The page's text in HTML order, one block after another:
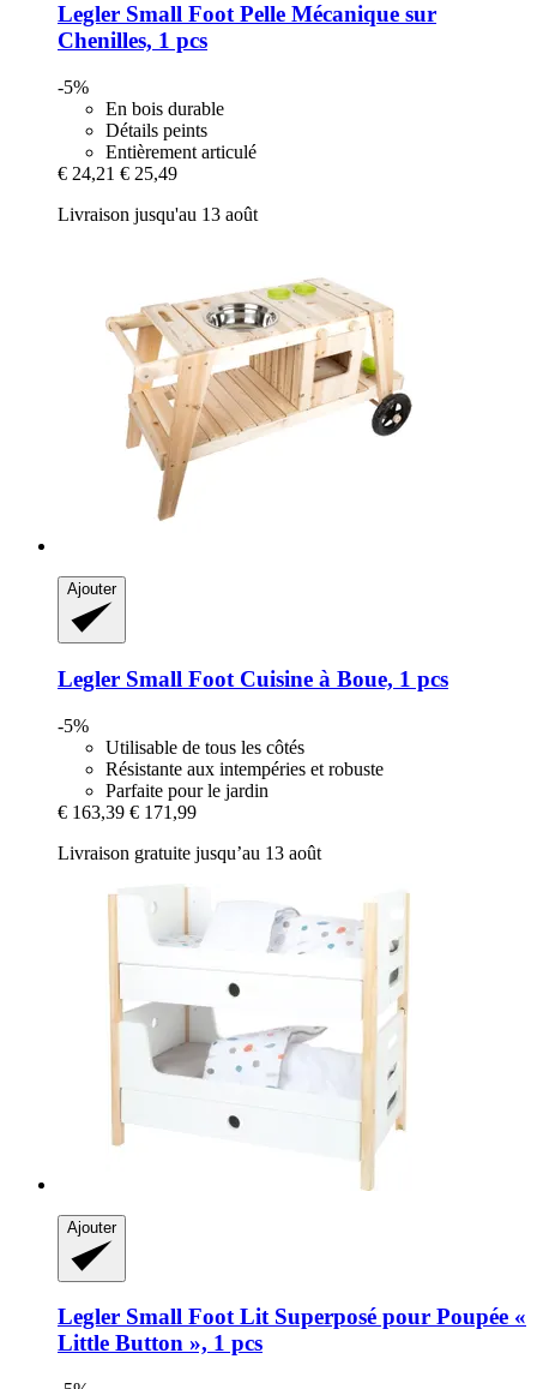
Legler Small FootPelle Mécanique sur
Chenilles, 1 pcs
-5%
En bois durable
Détails peints
Entièrement articulé
€ 24,21 € 25,49
Livraison jusqu'au 13 août
Ajouter
Legler Small Foot Cuisine à Boue, 1 pcs
-5%
Utilisable de tous les côtés
Résistante aux intempéries et robuste
Parfaite pour le jardin
€ 163,39 € 171,99
Livraison gratuite jusqu’au 13 août
Ajouter
Legler Small FootLit Superposé pour Poupée «
Little Button », 1 pcs